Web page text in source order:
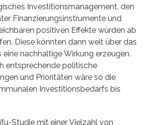
Investitionsmanagement, den
Finanzierungsinstrumente und
positiven Effekte würden ab
Diese könnten dann weit über das
eine nachhaltige Wirkung erzeugen.
entsprechende politische
und Prioritäten wäre so die
Investitionsbedarfs bis
Studie mit einer Vielzahl von